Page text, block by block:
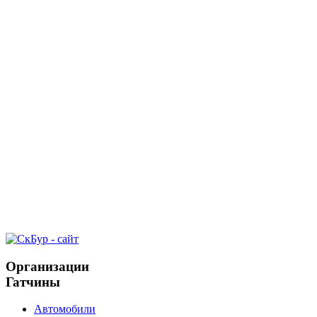
Организации
Гатчины
Автомобили